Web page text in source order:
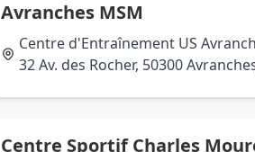
Avranches MSM
Centre d'Entraînement US
32 Av. des Rocher, 50300
Centre Sportif Charles